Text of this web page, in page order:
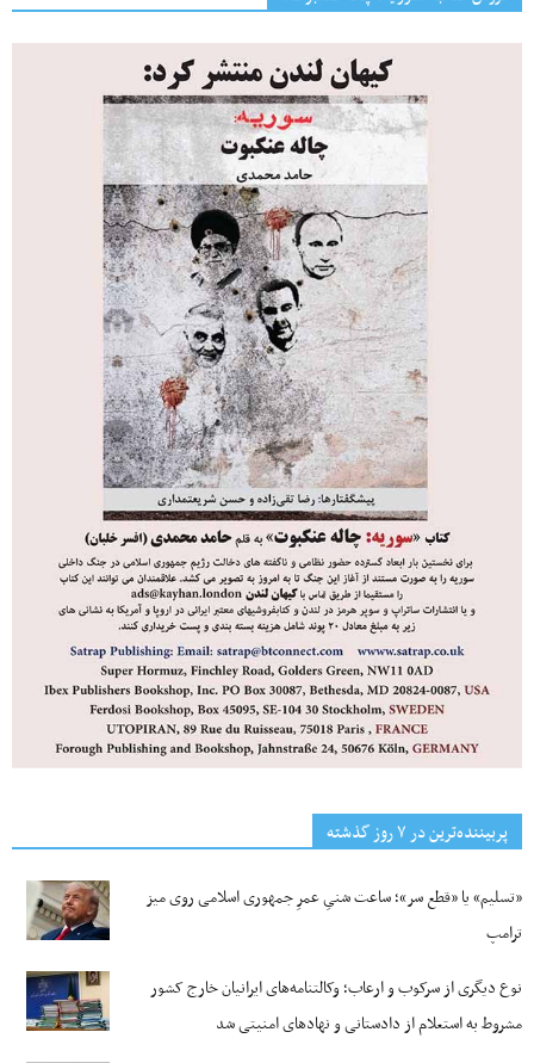
پربیننده‌ترین‌ در ۷ روز گذشته
«تسلیم» یا «قطع سر»؛ ساعت شنیِ عمرِ جمهوری اسلامی روی میز
ترامپ
نوع دیگری از سرکوب و ارعاب؛ وکالتنامه‌های ایرانیان خارج کشور
مشروط به استعلام از دادستانی و نهادهای امنیتی شد